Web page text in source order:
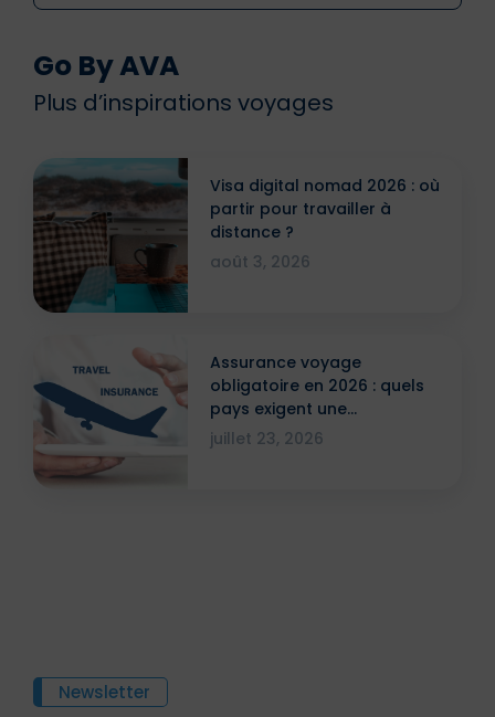
Go By AVA
Plus d’inspirations voyages
Visa digital nomad 2026 : où
partir pour travailler à
distance ?
août 3, 2026
Assurance voyage
obligatoire en 2026 : quels
pays exigent une
attestation ?
juillet 23, 2026
Newsletter